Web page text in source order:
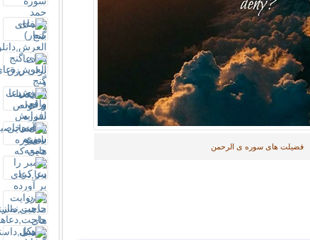
فضیلت های سوره ی الرحمن